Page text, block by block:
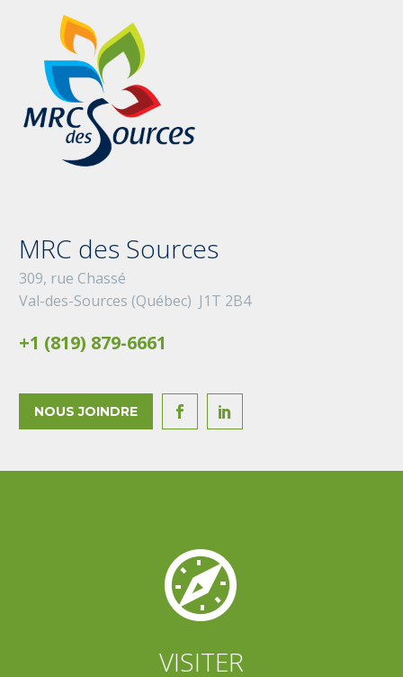
MRC des Sources
309, rue Chassé
Val-des-Sources (Québec) J1T 2B4
+1 (819) 879-6661
NOUS JOINDRE  


VISITER